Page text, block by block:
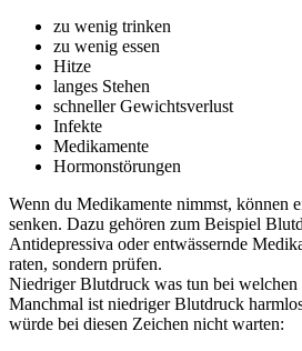
zu wenig trinken
zu wenig essen
Hitze
langes Stehen
schneller Gewichtsverlust
Infekte
Medikamente
Hormonstörungen
Wenn du Medikamente nimmst, können
senken. Dazu gehören zum Beispiel
Antidepressiva oder entwässernde
raten, sondern prüfen.
Niedriger Blutdruck was tun bei
Manchmal ist niedriger Blutdruck
würde bei diesen Zeichen nicht warten: